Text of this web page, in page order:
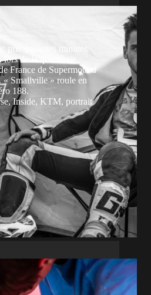
pris quelques minutes
lors de la quatrième
France de Supermotard
« Smallville » roule en
188.
,Inside, KTM, portrait